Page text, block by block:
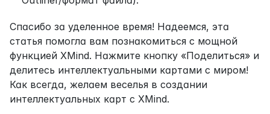
Спасибо за уделенное время! Надеемся, эта
статья помогла вам познакомиться с мощной
функцией XMind. Нажмите кнопку «Поделиться» и
делитесь интеллектуальными картами с миром!
Как всегда, желаем веселья в создании
интеллектуальных карт с XMind.